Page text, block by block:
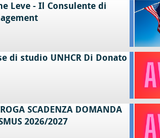
Leve - Il Consulente di
di studio UNHCR Di Donato
SCADENZA DOMANDA
2026/2027